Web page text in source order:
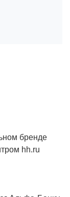
бренде
hh.ru